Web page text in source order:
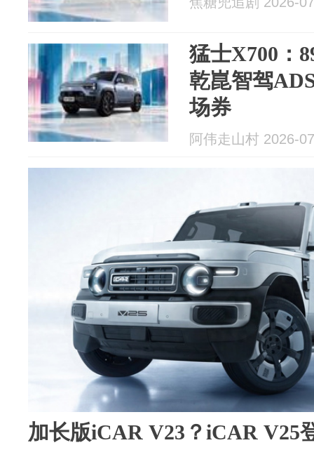
猛士X700：
乾崑智驾
场券
阿伟走山村 2026-
加长版iCAR V23？iCAR V25